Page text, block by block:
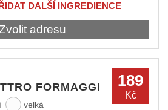
DALŠÍ INGREDIENCE
adresu
189
Kč
FORMAGGI
velká